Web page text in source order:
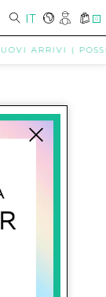
IT 0
ARRIVI (